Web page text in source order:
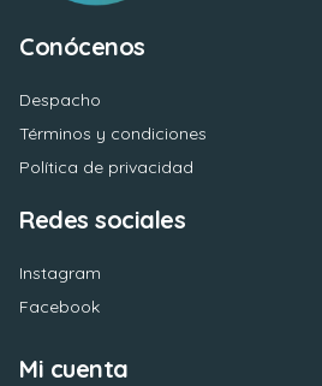
Conócenos
Despacho
Términos y condiciones
Política de privacidad
Redes sociales
Instagram
Facebook
Mi cuenta